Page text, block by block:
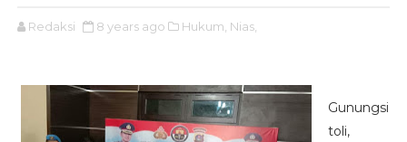
Redaksi 8 years ago Hukum, Nias,
Gunungsi
toli,